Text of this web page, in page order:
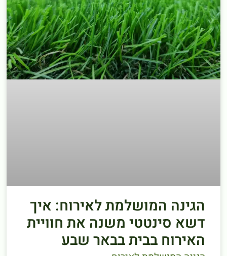
הגינה המושלמת לאירוח: איך
דשא סינטטי משנה את חוויית
האירוח בבית בבאר שבע